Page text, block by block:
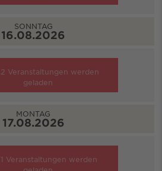
SONNTAG
16.08.2026
2 Veranstaltungen werden
geladen
MONTAG
17.08.2026
1 Veranstaltungen werden